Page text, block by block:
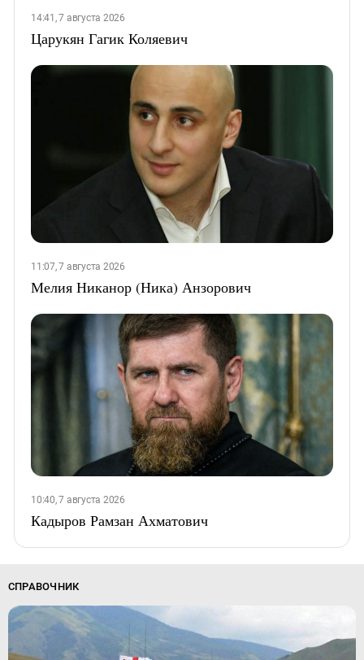
14:41, 7 августа 2026
Царукян Гагик Коляевич
11:07, 7 августа 2026
Мелия Никанор (Ника) Анзорович
10:40, 7 августа 2026
Кадыров Рамзан Ахматович
СПРАВОЧНИК